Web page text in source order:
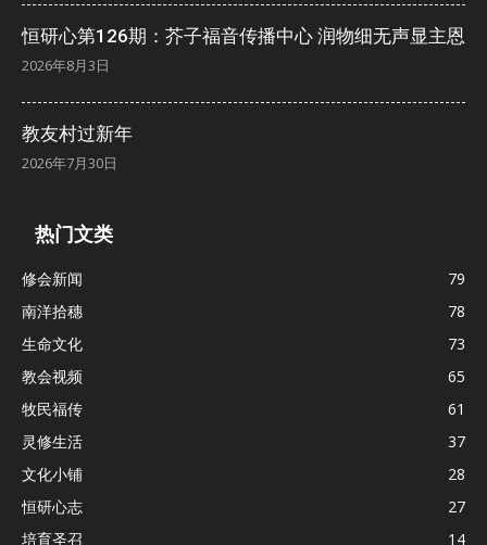
恒研心第126期：芥子福音传播中心 润物细无声显主恩
2026年8月3日
教友村过新年
2026年7月30日
热门文类
修会新闻
79
南洋拾穗
78
生命文化
73
教会视频
65
牧民福传
61
灵修生活
37
文化小铺
28
恒研心志
27
培育圣召
14